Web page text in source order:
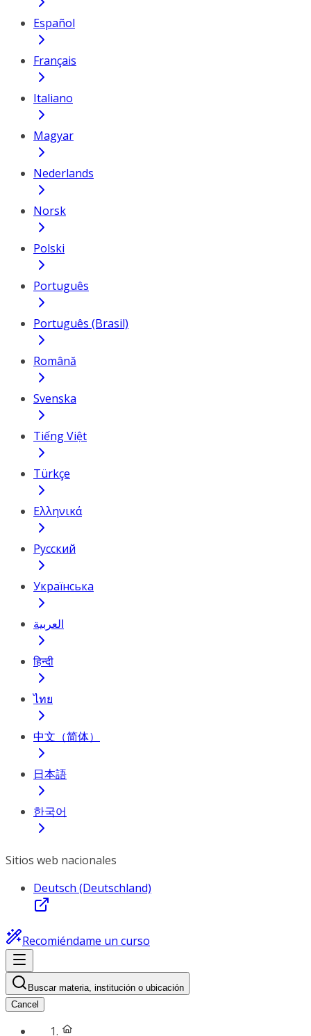
Español
Français
Italiano
Magyar
Nederlands
Norsk
Polski
Português
Português (Brasil)
Română
Svenska
Tiếng Việt
Türkçe
Ελληνικά
Русский
Українська
العربية
हिन्दी
ไทย
中文（简体）
日本語
한국어
Sitios web nacionales
Deutsch (Deutschland)
Recomiéndame un curso
Buscar materia, institución o ubicación
Cancel